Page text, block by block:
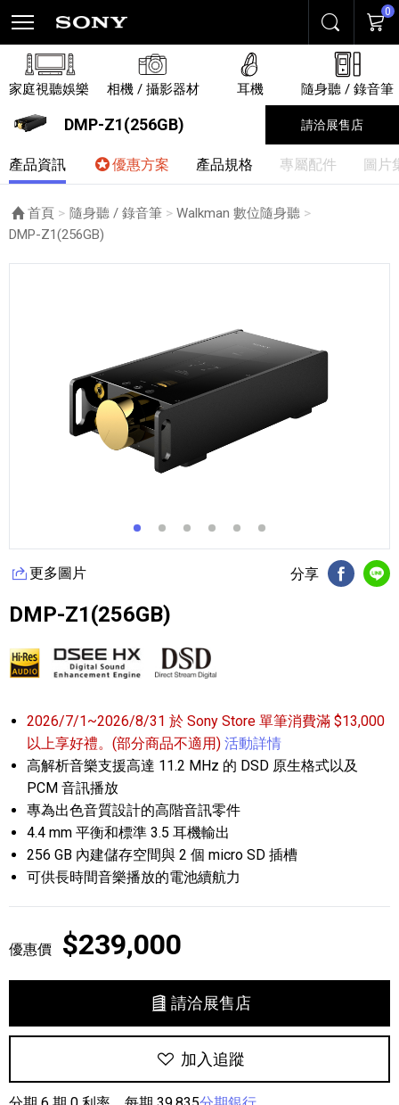
搜尋 購物
0
家庭視聽娛樂 相機 / 攝影器材 耳機 隨身聽 / 錄音筆
DMP-Z1(256GB) 請洽展售店
產品資訊 優惠方案 產品規格 專屬配件 圖片
首頁 隨身聽 / 錄音筆
Walkman 數位隨身聽
目前頁面：
DMP-Z1(256GB)
更多圖片 分享
FB分享
DMP-Z1(256GB)
2026/7/1~2026/8/31 於 Sony Store 單筆消費滿 $13,000
以上享好禮。(部分商品不適用) 活動詳情
高解析音樂支援高達 11.2 MHz 的 DSD 原生格式以及
PCM 音訊播放
專為出色音質設計的高階音訊零件
4.4 mm 平衡和標準 3.5 耳機輸出
256 GB 內建儲存空間與 2 個 micro SD 插槽
可供長時間音樂播放的電池續航力
優惠價 $239,000
請洽展售店
加入追蹤